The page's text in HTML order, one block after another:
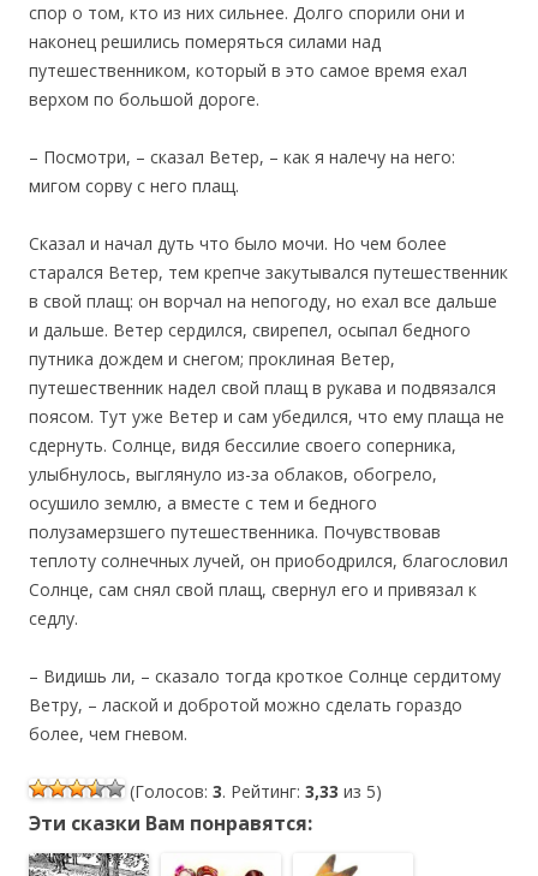
спор о том, кто из них сильнее. Долго спорили они и
наконец решились померяться силами над
путешественником, который в это самое время ехал
верхом по большой дороге.
– Посмотри, – сказал Ветер, – как я налечу на него:
мигом сорву с него плащ.
Сказал и начал дуть что было мочи. Но чем более
старался Ветер, тем крепче закутывался путешественник
в свой плащ: он ворчал на непогоду, но ехал все дальше
и дальше. Ветер сердился, свирепел, осыпал бедного
путника дождем и снегом; проклиная Ветер,
путешественник надел свой плащ в рукава и подвязался
поясом. Тут уже Ветер и сам убедился, что ему плаща не
сдернуть. Солнце, видя бессилие своего соперника,
улыбнулось, выглянуло из-за облаков, обогрело,
осушило землю, а вместе с тем и бедного
полузамерзшего путешественника. Почувствовав
теплоту солнечных лучей, он приободрился, благословил
Солнце, сам снял свой плащ, свернул его и привязал к
седлу.
– Видишь ли, – сказало тогда кроткое Солнце сердитому
Ветру, – лаской и добротой можно сделать гораздо
более, чем гневом.
(Голосов: 3. Рейтинг: 3,33 из 5)
Эти сказки Вам понравятся: